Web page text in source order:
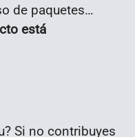
de paquetes…
está
Si no contribuyes